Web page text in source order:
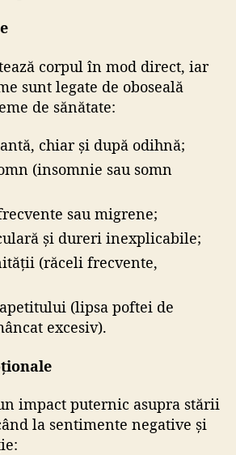
corpul în mod direct, iar
sunt legate de oboseală
de sănătate:
chiar și după odihnă;
(insomnie sau somn
sau migrene;
și dureri inexplicabile;
(răceli frecvente,
(lipsa poftei de
excesiv).
impact puternic asupra stării
la sentimente negative și